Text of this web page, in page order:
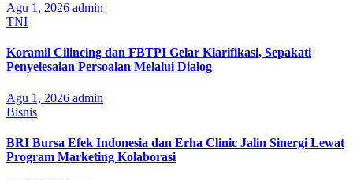
Agu 1, 2026 admin
TNI
Koramil Cilincing dan FBTPI Gelar Klarifikasi, Sepakati
Penyelesaian Persoalan Melalui Dialog
Agu 1, 2026 admin
Bisnis
BRI Bursa Efek Indonesia dan Erha Clinic Jalin Sinergi Lewat
Program Marketing Kolaborasi